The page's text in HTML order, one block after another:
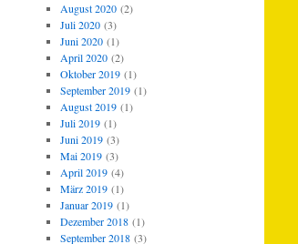
August 2020(2)
Juli 2020(3)
Juni 2020(1)
April 2020(2)
Oktober 2019(1)
September 2019(1)
August 2019(1)
Juli 2019(1)
Juni 2019(3)
Mai 2019(3)
April 2019(4)
März 2019(1)
Januar 2019(1)
Dezember 2018(1)
September 2018(3)